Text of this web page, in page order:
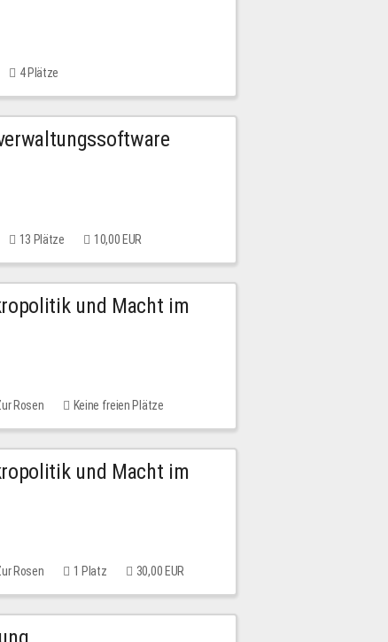
4 Plätze
13 Plätze 10,00 EUR
und Macht im
Rosen Keine freien Plätze
und Macht im
Rosen 1 Platz 30,00 EUR